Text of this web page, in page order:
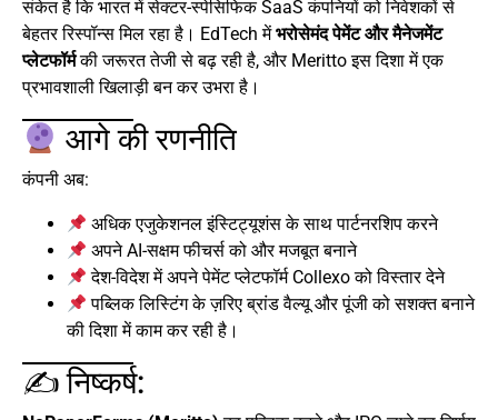
संकेत है कि भारत में सेक्टर-स्पेसिफिक SaaS कंपनियों को निवेशकों से
बेहतर रिस्पॉन्स मिल रहा है। EdTech मेंभरोसेमंद पेमेंट और मैनेजमेंट
प्लेटफॉर्मकी जरूरत तेजी से बढ़ रही है, और Meritto इस दिशा में एक
प्रभावशाली खिलाड़ी बन कर उभरा है।
आगे की रणनीति
कंपनी अब:
अधिक एजुकेशनल इंस्टिट्यूशंस के साथ पार्टनरशिप करने
अपने AI-सक्षम फीचर्स को और मजबूत बनाने
देश-विदेश में अपने पेमेंट प्लेटफॉर्म Collexo को विस्तार देने
पब्लिक लिस्टिंग के ज़रिए ब्रांड वैल्यू और पूंजी को सशक्त बनाने
की दिशा में काम कर रही है।
✍️ निष्कर्ष: